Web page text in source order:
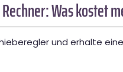
Rechner: Was kostet
und erhalte